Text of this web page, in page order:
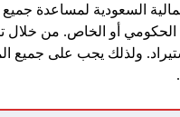
السعودية لمساعدة
الحكومي أو الخاص. من خلال
ولذلك يجب على